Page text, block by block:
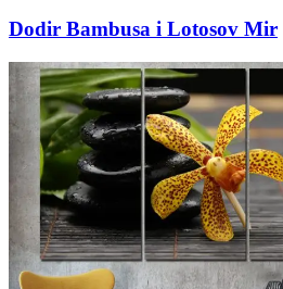
Dodir Bambusa i Lotosov Mir